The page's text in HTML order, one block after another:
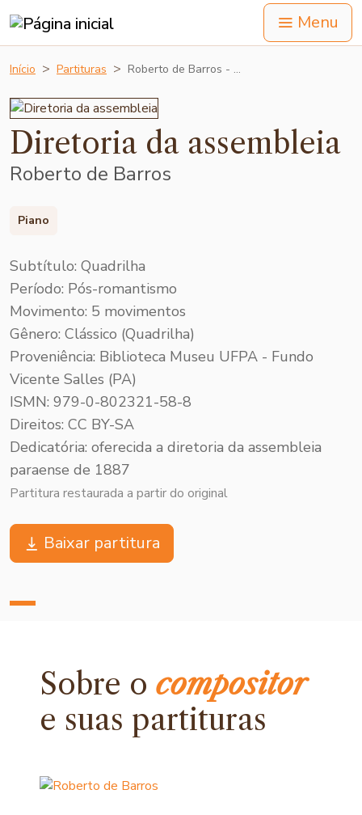
Menu
Início Partituras Roberto de Barros - …
Diretoria da assembleia
Roberto de Barros
Piano
Subtítulo: Quadrilha
Período: Pós-romantismo
Movimento: 5 movimentos
Gênero: Clássico (Quadrilha)
Proveniência: Biblioteca Museu UFPA - Fundo
Vicente Salles (PA)
ISMN: 979-0-802321-58-8
Direitos: CC BY-SA
Dedicatória: oferecida a diretoria da assembleia
paraense de 1887
Partitura restaurada a partir do original
Baixar partitura
Sobre ocompositor
e suas partituras